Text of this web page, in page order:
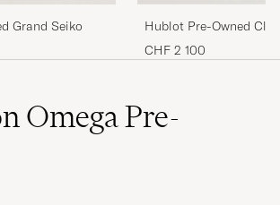
Grand Seiko
Hublot Pre-Owned
CHF 2 100
Omega Pre-